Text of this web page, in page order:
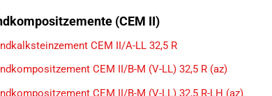
(CEM II)
CEM II/A-LL 32,5 R
CEM II/B-M (V-LL) 32,5 R (az)
CEM II/B-M (V-LL) 32,5 R-LH (az)